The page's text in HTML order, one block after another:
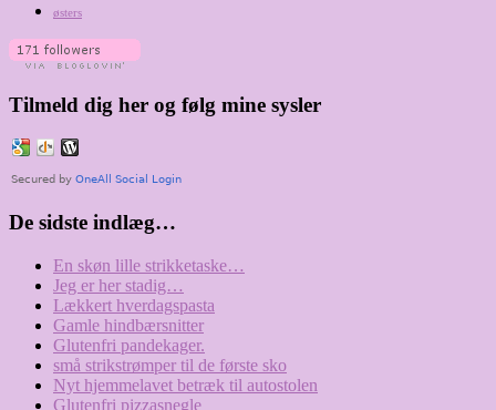
østers
Tilmeld dig her og følg mine sysler
De sidste indlæg…
En skøn lille strikketaske…
Jeg er her stadig…
Lækkert hverdagspasta
Gamle hindbærsnitter
Glutenfri pandekager.
små strikstrømper til de første sko
Nyt hjemmelavet betræk til autostolen
Glutenfri pizzasnegle